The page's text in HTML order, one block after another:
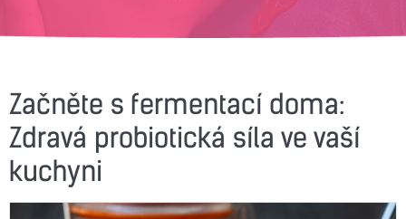
Začněte s fermentací doma:
Zdravá probiotická síla ve vaší
kuchyni